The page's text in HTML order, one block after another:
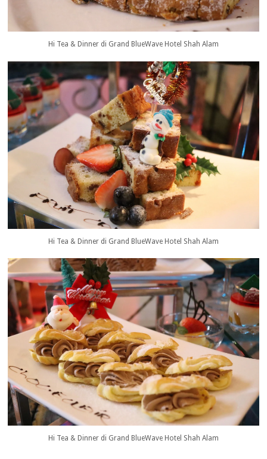
Hi Tea & Dinner di Grand BlueWave Hotel Shah Alam
Hi Tea & Dinner di Grand BlueWave Hotel Shah Alam
Hi Tea & Dinner di Grand BlueWave Hotel Shah Alam